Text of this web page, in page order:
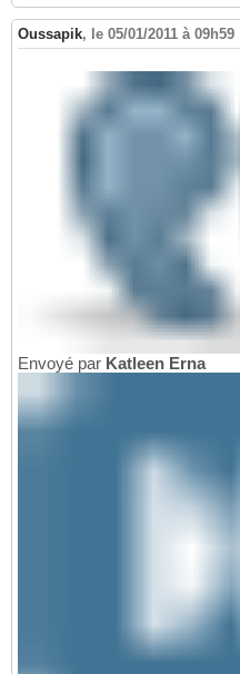
Oussapik, le 05/01/2011 à 09h59
Envoyé par Katleen Erna